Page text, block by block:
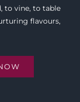
to vine, to table
flavours,